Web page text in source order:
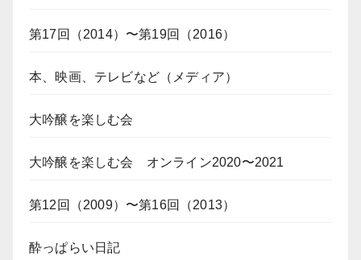
第17回（2014）〜第19回（2016）
本、映画、テレビなど（メディア）
大吟醸を楽しむ会
大吟醸を楽しむ会 オンライン2020〜2021
第12回（2009）〜第16回（2013）
酔っぱらい日記